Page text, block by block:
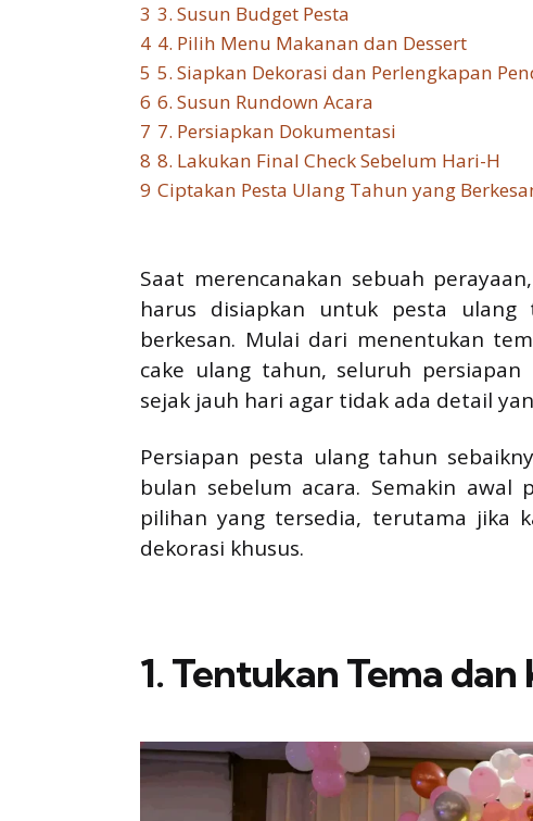
3 3. Susun Budget Pesta
4 4. Pilih Menu Makanan dan Dessert
5 5. Siapkan Dekorasi dan Perlengkapan
6 6. Susun Rundown Acara
7 7. Persiapkan Dokumentasi
8 8. Lakukan Final Check Sebelum Hari-H
9 Ciptakan Pesta Ulang Tahun yang
Saat merencanakan sebuah
harus disiapkan untuk pesta
berkesan. Mulai dari menentukan
cake ulang tahun, seluruh
sejak jauh hari agar tidak ada detail
Persiapan pesta ulang tahun
bulan sebelum acara. Semakin awal
pilihan yang tersedia, terutama jika
dekorasi khusus.
1. Tentukan Tema